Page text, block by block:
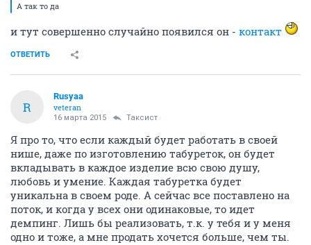
А так то да
и тут совершенно случайно появился он - контакт
ОТВЕТИТЬ
R
Rusyaa
veteran
16 марта 2015 Таксист
Я про то, что если каждый будет работать в своей
нише, даже по изготовлению табуреток, он будет
вкладывать в каждое изделие всю свою душу,
любовь и умение. Каждая табуретка будет
уникальна в своем роде. А сейчас все поставлено на
поток, и когда у всех они одинаковые, то идет
демпинг. Лишь бы реализовать, т.к. у тебя и у меня
одно и тоже, а мне продать хочется больше, чем ты.